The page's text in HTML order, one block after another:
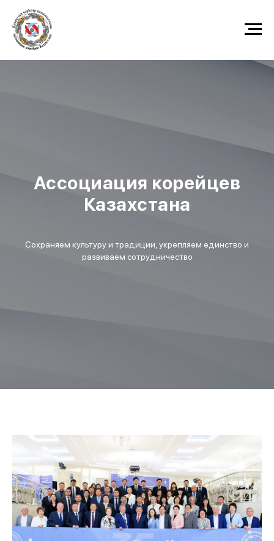
Ассоциация корейцев
Казахстана
Сохраняем культуру и традиции, укрепляем единство и
развиваем сотрудничество